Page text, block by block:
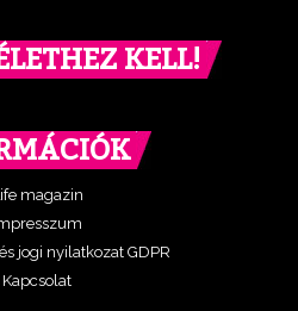
KELL!
magazin
jogi nyilatkozat GDPR
Kapcsolat